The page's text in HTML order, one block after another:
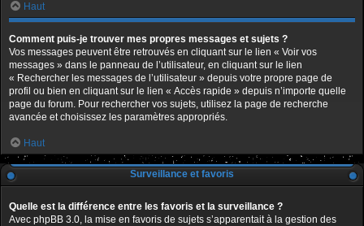
Haut
Comment puis-je trouver mes propres messages et sujets ?
Vos messages peuvent être retrouvés en cliquant sur le lien « Voir vos
messages » dans le panneau de l’utilisateur, en cliquant sur le lien
« Rechercher les messages de l’utilisateur » depuis votre propre page de
profil ou bien en cliquant sur le lien « Accès rapide » depuis n’importe quelle
page du forum. Pour rechercher vos sujets, utilisez la page de recherche
avancée et choisissez les paramètres appropriés.
Haut
Surveillance et favoris
Quelle est la différence entre les favoris et la surveillance ?
Avec phpBB 3.0, la mise en favoris de sujets s’apparentait à la gestion des